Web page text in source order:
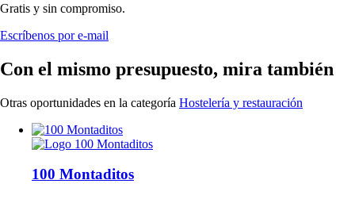
Gratis y sin compromiso.
Escríbenos por e-mail
Con el mismo presupuesto, mira también
Otras oportunidades en la categoría Hostelería y restauración
100 Montaditos